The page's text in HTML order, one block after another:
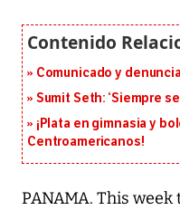
Comunicado y
Sumit Seth: ‘Siempre
¡Plata en gimnasia y
Centroamericanos!
PANAMA. This